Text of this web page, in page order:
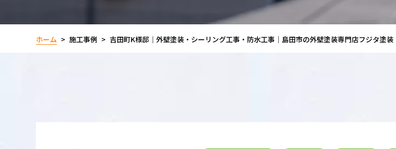
ホーム 施工事例 吉田町K様邸｜外壁塗装・シーリング工事・防水工事｜島田市の外壁塗装専門店フジタ塗装